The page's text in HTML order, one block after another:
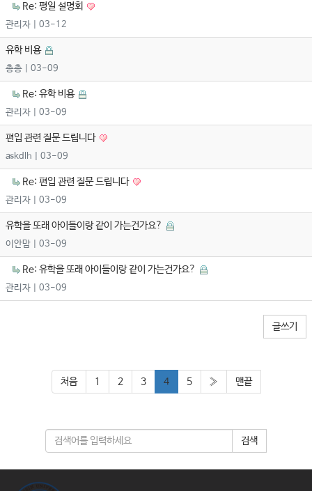
Re: 평일 설명회
관리자 | 03-12
유학 비용
총총 | 03-09
Re: 유학 비용
관리자 | 03-09
편입 관련 질문 드립니다
askdlh | 03-09
Re: 편입 관련 질문 드립니다
관리자 | 03-09
유학을 또래 아이들이랑 같이 가는건가요?
이안맘 | 03-09
Re: 유학을 또래 아이들이랑 같이 가는건가요?
관리자 | 03-09
글쓰기
처음 1 2 3 4 5 » 맨끝
검색